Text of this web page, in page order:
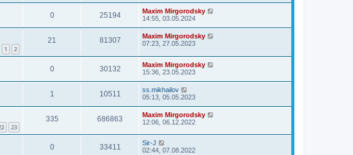
0 25194
Maxim Mirgorodsky
14:55, 03.05.2024
1 2
21 81307
Maxim Mirgorodsky
07:23, 27.05.2023
0 30132
Maxim Mirgorodsky
15:36, 23.05.2023
1 10511
ss.mikhailov
05:13, 05.05.2023
23
335 686863
Maxim Mirgorodsky
12:06, 06.12.2022
0 33411
Sir-J
02:44, 07.08.2022